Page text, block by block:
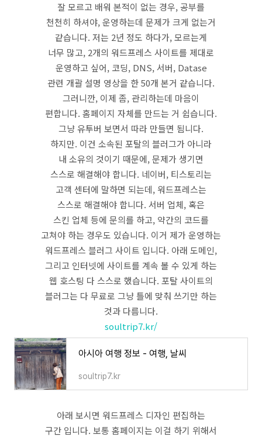
잘 모르고 배워 본적이 없는 경우, 공부를
천천히 하셔야, 운영하는데 문제가 크게 없는거
같습니다. 저는 2년 정도 하다가, 모르는게
너무 많고, 2개의 워드프레스 사이트를 제대로
운영하고 싶어, 코딩, DNS, 서버, Datase
관련 개괄 설명 영상을 한 50개 본거 같습니다.
그러니깐, 이제 좀, 관리하는데 마음이
편합니다. 홈페이지 자체를 만드는 거 쉽습니다.
그냥 유투버 보면서 따라 만들면 됨니다.
하지만. 이건 소속된 포탈의 블러그가 아니라
내 소유의 것이기 때문에, 문제가 생기면
스스로 해결해야 합니다. 네이버, 티스토리는
고객 센터에 말하면 되는데, 워드프레스는
스스로 해결해야 합니다. 서버 업체, 혹은
스킨 업체 등에 문의를 하고, 약간의 코드를
고쳐야 하는 경우도 있습니다. 이거 제가 운영하는
워드프레스 블러그 사이트 입니다. 아래 도메인,
그리고 인터넷에 사이트를 계속 볼 수 있게 하는
웹 호스팅 다 스스로 했습니다. 포탈 사이트의
블러그는 다 무료로 그냥 틀에 맞춰 쓰기만 하는
것과 다름니다.
soultrip7.kr/
아시아 여행 정보 - 여행, 날씨
soultrip7.kr
아래 보시면 워드프레스 디자인 편집하는
구간 입니다. 보통 홈페이지는 이걸 하기 위해서